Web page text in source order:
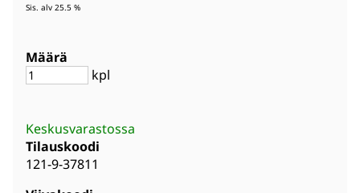
Sis. alv 25.5 %
Määrä
kpl
Keskusvarastossa
Tilauskoodi
121-9-37811